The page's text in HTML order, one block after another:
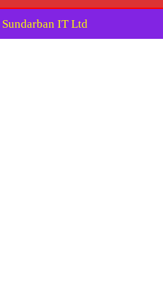
Sundarban IT Ltd